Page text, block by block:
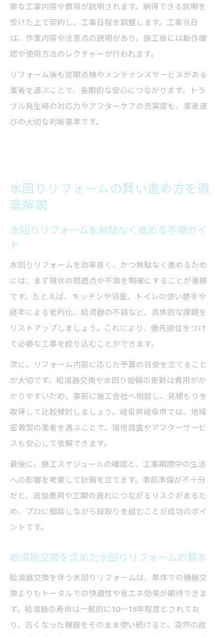
要な工事内容や費用が説明されます。納得できる説明を
受けた上で契約し、工事日程を調整します。工事当日
は、作業内容や注意点の説明があり、施工後には動作確
認や使用方法のレクチャーが行われます。
リフォーム後も定期点検やメンテナンスサービスがある
業者を選ぶことで、長期的な安心につながります。トラ
ブル発生時の対応力やアフターケアの充実度も、業者選
びの大切な判断基準です。
水回りリフォームの賢い進め方を徹
底解説
水回りリフォームを無駄なく進める手順ガイ
ド
水回りリフォームを効率良く、かつ無駄なく進めるため
には、まず現状の問題点や不満を明確にすることが重要
です。たとえば、キッチンや浴室、トイレの使い勝手や
経年による老朽化、給湯器の不調など、具体的な課題を
リストアップしましょう。これにより、優先順位をつけ
て必要な工事を絞り込むことができます。
次に、リフォーム内容に応じた予算の目安を立てること
が大切です。給湯器交換や水回り設備の更新は費用がか
かりやすいため、事前に施工会社へ相談し、見積もりを
取得して比較検討しましょう。岐阜県岐阜市では、地域
密着型の業者を選ぶことで、現地調査やアフターサービ
スも安心して依頼できます。
最後に、施工スケジュールの確認と、工事期間中の生活
への影響を考慮して計画を立てます。事前準備が不十分
だと、追加費用や工期の遅れにつながるリスクがあるた
め、プロに相談しながら段取りを組むことが成功のポイ
ントです。
給湯器交換を含めた水回りリフォームの基本
給湯器交換を伴う水回りリフォームは、単体での機器交
換よりもトータルでの快適性や省エネ効果が期待できま
す。給湯器の寿命は一般的に10～15年程度とされてお
り、古くなった機器をそのまま使い続けると、突然の故